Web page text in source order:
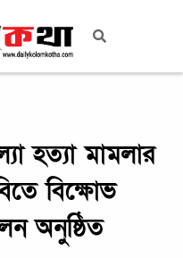
হত্যা মামলার
বিক্ষোভ
অনুষ্ঠিত